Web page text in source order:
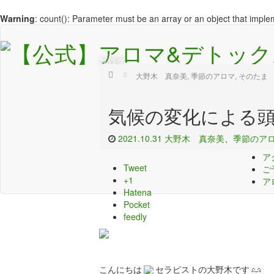
Warning: count(): Parameter must be an array or an object that
メ
ス
ア
ご
ア
ブログ
Home 大野木 真奈美, 季節のアロマ, そのたま
気候の変化による
2021.10.31 大野木 真奈美、 季節のア
Tweet
+1
Hatena
Pocket
feedly
こんにちは セラピストの大野木です